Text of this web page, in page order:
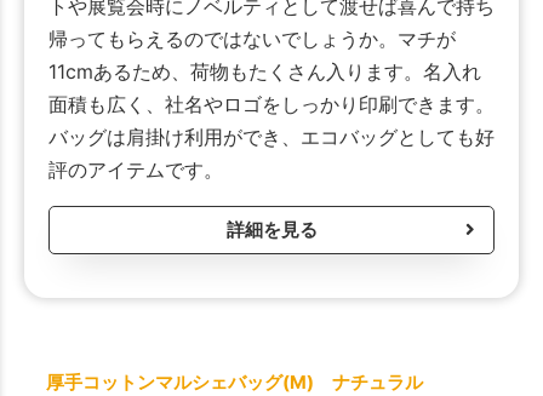
トや展覧会時にノベルティとして渡せば喜んで持ち
帰ってもらえるのではないでしょうか。マチが
11cmあるため、荷物もたくさん入ります。名入れ
面積も広く、社名やロゴをしっかり印刷できます。
バッグは肩掛け利用ができ、エコバッグとしても好
評のアイテムです。
詳細を見る
厚手コットンマルシェバッグ(M) ナチュラル